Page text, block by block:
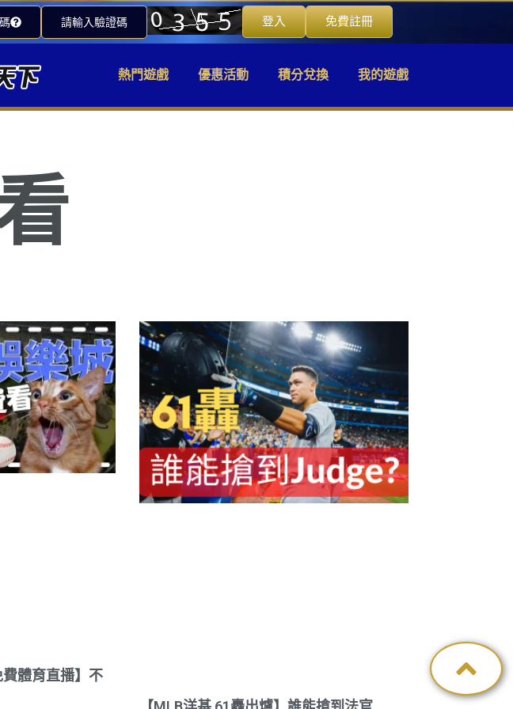
請輸入驗證碼 登入 免費註冊
熱門遊戲 優惠活動 積分兌換 我的遊戲
體育直播】不